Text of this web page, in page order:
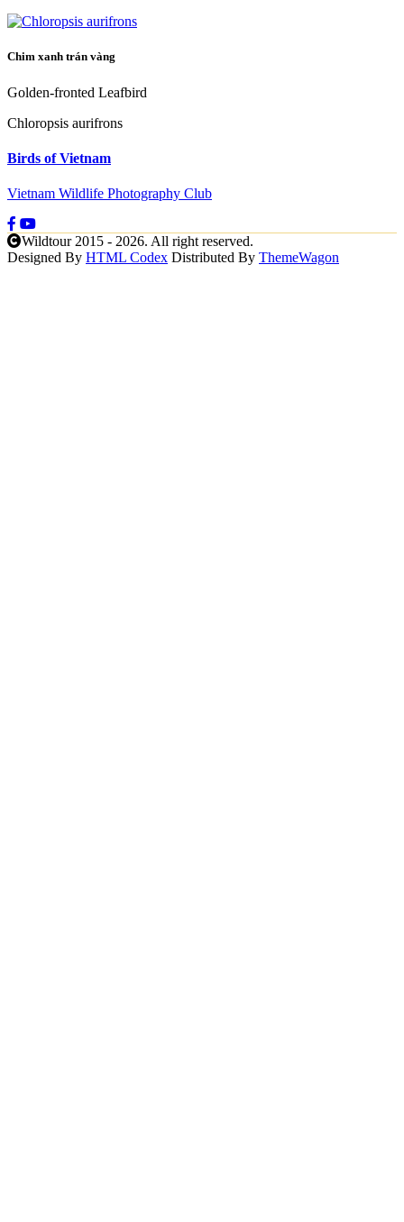
Chim xanh trán vàng
Golden-fronted Leafbird
Chloropsis aurifrons
Birds of Vietnam
Vietnam Wildlife Photography Club
Wildtour 2015 - 2026. All right reserved.
Designed By HTML Codex Distributed By ThemeWagon